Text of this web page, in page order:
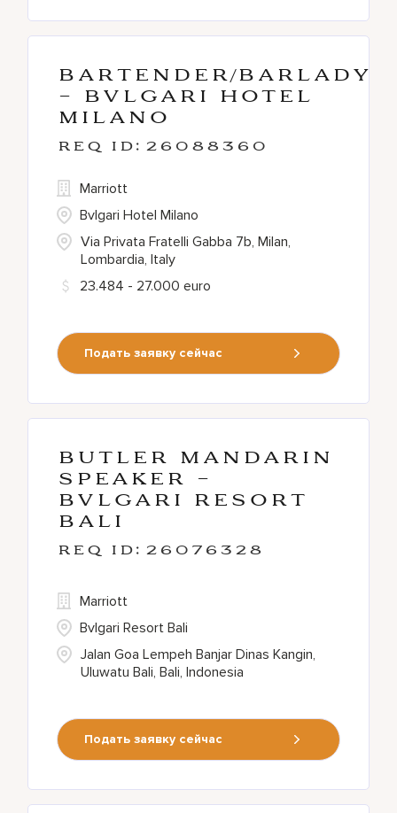
Bartender/Barlady
- Bvlgari Hotel
Milano
26088360
Via Privata Fratelli Gabba 7b, Milan,
Lombardia, Italy
Marriott
Bvlgari Hotel Milano
23.484 - 27.000 euro
Подать заявку сейчас
Butler Mandarin
Speaker -
Bvlgari Resort
Bali
26076328
Jalan Goa Lempeh Banjar Dinas Kangin,
Uluwatu Bali, Bali, Indonesia
Marriott
Bvlgari Resort Bali
Подать заявку сейчас